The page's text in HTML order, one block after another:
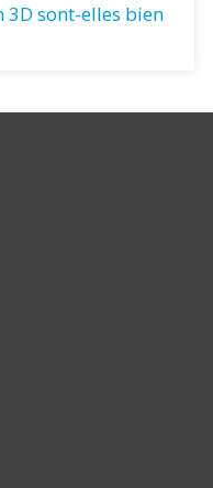
3D sont-elles bien